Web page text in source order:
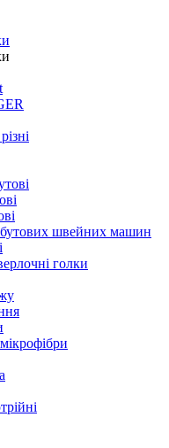
швейних машин
голки